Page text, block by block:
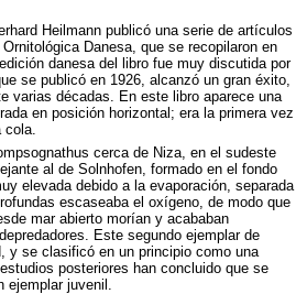
Heilmann publicó una serie de artículos
Danesa, que se recopilaron en
danesa del libro fue muy discutida por
se publicó en 1926, alcanzó un gran éxito,
varias décadas. En este libro aparece una
en posición horizontal; era la primera vez
cerca de Niza, en el sudeste
al de Solnhofen, formado en el fondo
elevada debido a la evaporación, separada
escaseaba el oxígeno, de modo que
mar abierto morían y acababan
Este segundo ejemplar de
y se clasificó en un principio como una
posteriores han concluido que se
juvenil.